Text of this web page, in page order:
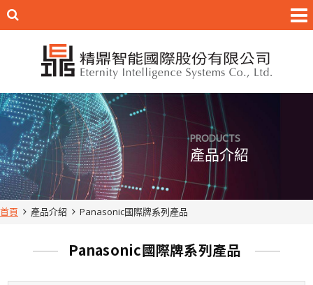
PRODUCTS
產品介紹
首頁 產品介紹 Panasonic國際牌系列產品
Panasonic國際牌系列產品